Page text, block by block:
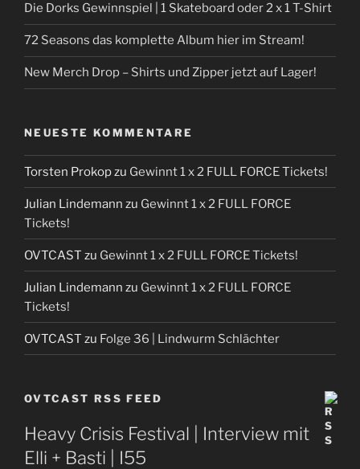
Die Dorks Gewinnspiel | 1 Skateboard oder 2 x 1 T-Shirt
72 Seasons das komplette Album hier im Stream!
New Merch Drop – Shirts und Zipper jetzt auf Lager!
NEUESTE KOMMENTARE
Torsten Prokopzu Gewinnt 1 x 2 FULL FORCE Tickets!
Julian Lindemann zu Gewinnt 1 x 2 FULL FORCE
Tickets!
OVTCAST zu Gewinnt 1 x 2 FULL FORCE Tickets!
Julian Lindemann zu Gewinnt 1 x 2 FULL FORCE
Tickets!
OVTCAST zu Folge 36 | Lindwurm Schlächter
OVTCAST RSS FEED
Heavy Crisis Festival | Interview mit
Elli + Basti | I55